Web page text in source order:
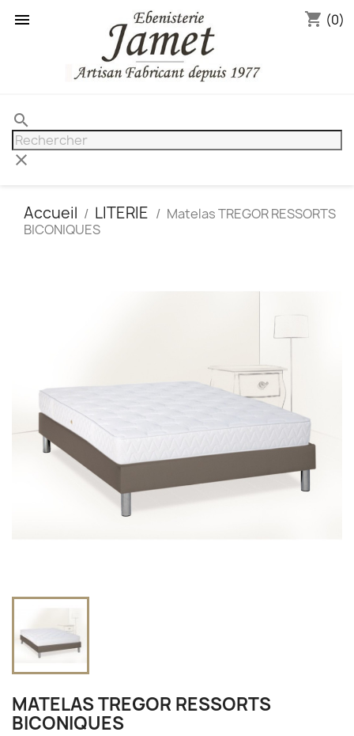
 shopping_cart (0)
search
clear
Accueil LITERIE
Matelas TREGOR RESSORTS
BICONIQUES
MATELAS TREGOR RESSORTS
BICONIQUES